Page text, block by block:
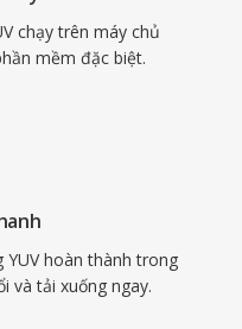
chạy trên máy chủ
mềm đặc biệt.
YUV hoàn thành trong
và tải xuống ngay.